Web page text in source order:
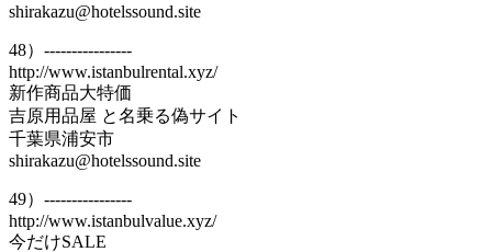
shirakazu@hotelssound.site
48）----------------
http://www.istanbulrental.xyz/
新作商品大特価
吉原用品屋 と名乗る偽サイト
千葉県浦安市
shirakazu@hotelssound.site
49）----------------
http://www.istanbulvalue.xyz/
今だけSALE